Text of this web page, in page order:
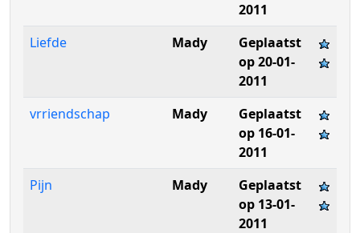
2011
Liefde
Mady
Geplaatst
op 20-01-
2011
vrriendschap
Mady
Geplaatst
op 16-01-
2011
Pijn
Mady
Geplaatst
op 13-01-
2011